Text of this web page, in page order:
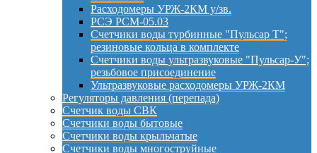
Расходомеры УРЖ-2КМ у/зв.
РСЭ РСМ-05.03
Счетчики воды турбинные "Пульсар Т";
резиновые кольца в комплекте
Счетчики воды ультразвуковые "Пульсар-У";
резьбовое присоединение
Ультразвуковые расходомеры УРЖ-2КМ
Регуляторы давления (перепада)
Счетчик воды СВК
Счетчики воды бытовые
Счетчики воды крыльчатые
Счетчики воды многоструйные